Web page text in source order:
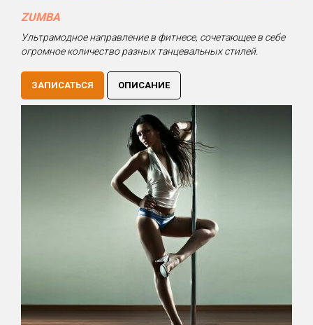
ZUMBA
Ультрамодное направление в фитнесе, сочетающее в себе
огромное количество разных танцевальных стилей.
ЗАПИСАТЬСЯ ОПИСАНИЕ